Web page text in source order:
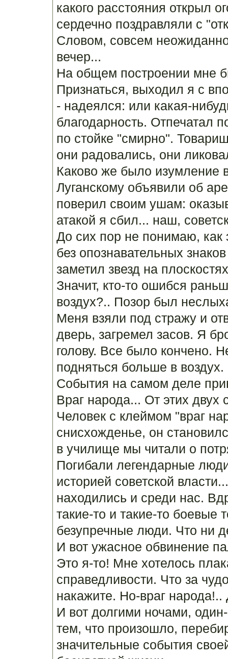
какого расстояния открыл
сердечно поздравляли с
Словом, совсем
вечер...
На общем построении мне
Признаться, выходил я с
- надеялся: или какая-
благодарность. Отпечатал
по стойке "смирно".
они радовались, они
Каково же было изумление
Луганскому объявили об
поверил своим ушам:
атакой я сбил... наш,
До сих пор не понимаю,
без опознавательных
заметил звезд на
Значит, кто-то ошибся
воздух?.. Позор был
Меня взяли под стражу и
дверь, загремел засов. Я
голову. Все было кончено.
подняться больше в
События на самом деле
Враг народа... От этих двух
Человек с клеймом "враг
снисхожденье, он
в училище мы читали о
Погибали легендарные
историей советской
находились и среди нас.
такие-то и такие-то
безупречные люди. Что ни
И вот ужасное обвинение
Это я-то! Мне хотелось
справедливости. Что за
накажите. Но-враг народа!..
И вот долгими ночами,
тем, что произошло,
значительные события